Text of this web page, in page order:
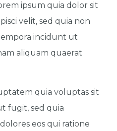
ipsum quia dolor sit
velit, sed quia non
incidunt ut
aliquam quaerat
quia voluptas sit
fugit, sed quia
eos qui ratione